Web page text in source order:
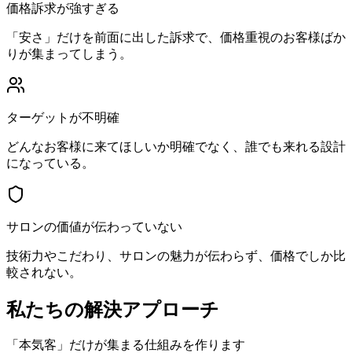
価格訴求が強すぎる
「安さ」だけを前面に出した訴求で、価格重視のお客様ばか
りが集まってしまう。
ターゲットが不明確
どんなお客様に来てほしいか明確でなく、誰でも来れる設計
になっている。
サロンの価値が伝わっていない
技術力やこだわり、サロンの魅力が伝わらず、価格でしか比
較されない。
私たちの解決アプローチ
「本気客」だけが集まる仕組みを作ります